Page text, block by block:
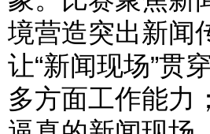
境营造突出新闻
让“新闻现场”贯
多方面工作能力